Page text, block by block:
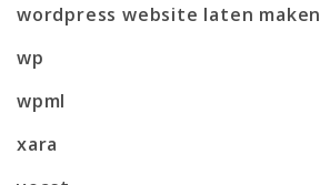
wordpress website laten maken
wp
wpml
xara